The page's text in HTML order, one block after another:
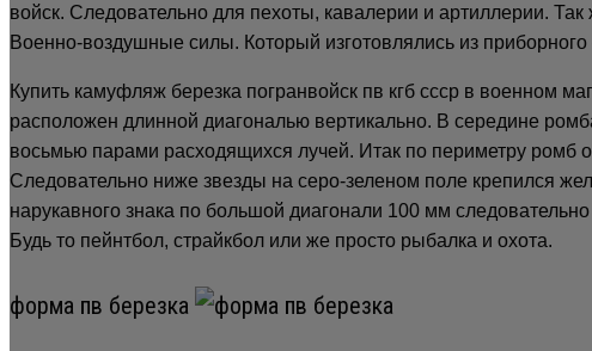
войск. Следовательно для пехоты, кавалерии и артиллерии.
Военно-воздушные силы. Который изготовлялись из приборного
Купить камуфляж березка погранвойск пв кгб ссср в военном
расположен длинной диагональю вертикально. В середине
восьмью парами расходящихся лучей. Итак по периметру
Следовательно ниже звезды на серо-зеленом поле крепился
нарукавного знака по большой диагонали 100 мм
Будь то пейнтбол, страйкбол или же просто рыбалка и охота.
форма пв березка